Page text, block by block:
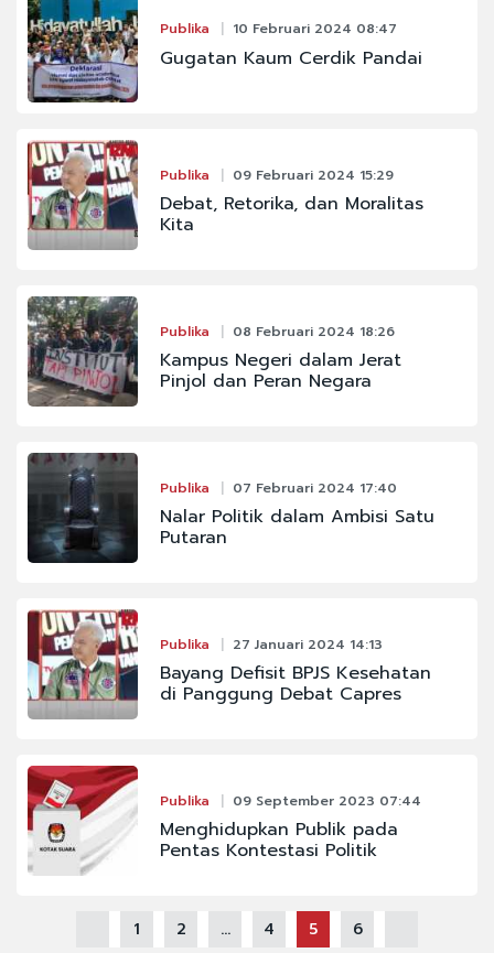
Publika 10 Februari 2024 08:47
Gugatan Kaum Cerdik Pandai
Publika 09 Februari 2024 15:29
Debat, Retorika, dan Moralitas
Kita
Publika 08 Februari 2024 18:26
Kampus Negeri dalam Jerat
Pinjol dan Peran Negara
Publika 07 Februari 2024 17:40
Nalar Politik dalam Ambisi Satu
Putaran
Publika 27 Januari 2024 14:13
Bayang Defisit BPJS Kesehatan
di Panggung Debat Capres
Publika 09 September 2023 07:44
Menghidupkan Publik pada
Pentas Kontestasi Politik
1 2 ... 4 5 6